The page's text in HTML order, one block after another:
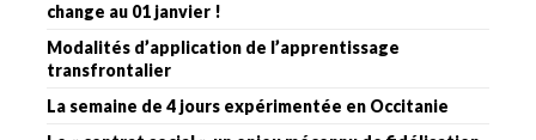
change au 01 janvier !
Modalités d’application de l’apprentissage
transfrontalier
La semaine de 4 jours expérimentée en Occitanie